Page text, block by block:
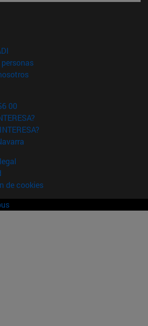
en nueva ventana)
(abre en nueva ventana)
(abre en nueva ventana)
00
de cookies